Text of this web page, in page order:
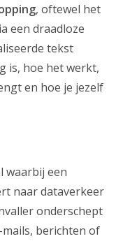
, oftewel het
een draadloze
tekst
is, hoe het werkt,
en hoe je jezelf
waarbij een
naar dataverkeer
onderschept
berichten of